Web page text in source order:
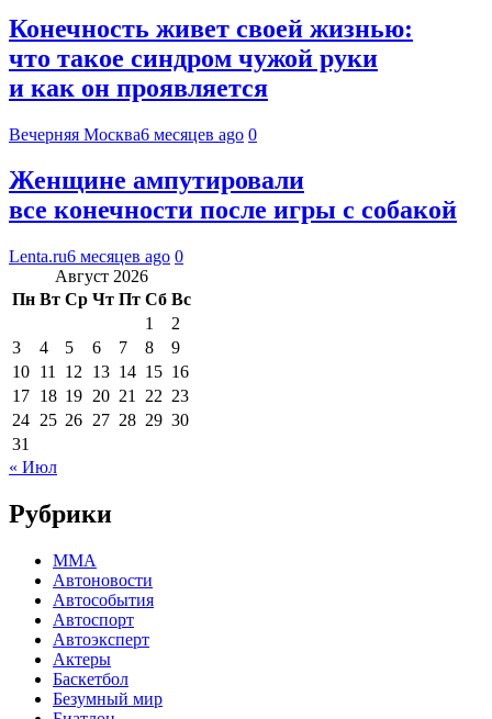
Конечность живет своей жизнью:
что такое синдром чужой руки
и как он проявляется
Вечерняя Москва6 месяцев ago 0
Женщине ампутировали
все конечности после игры с собакой
Lenta.ru6 месяцев ago 0
Август 2026
Пн Вт Ср Чт Пт Сб Вс
1
2
3
4 5 6 7 8
9
10 11 12 13 14 15 16
17 18 19 20 21 22 23
24 25 26 27 28 29 30
31
« Июл
Рубрики
MMA
Автоновости
Автособытия
Автоспорт
Автоэксперт
Актеры
Баскетбол
Безумный мир